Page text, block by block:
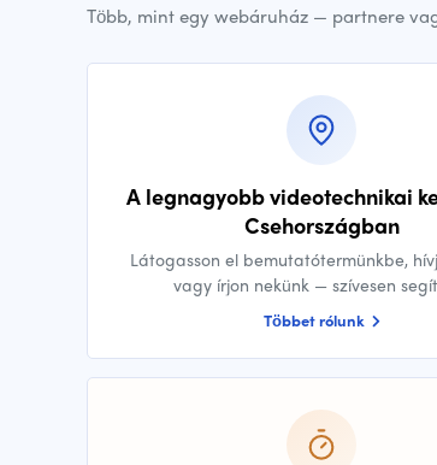
Több, mint egy webáruház — partnere
A legnagyobb videotechnikai
Csehországban
Látogasson el bemutatótermünkbe,
vagy írjon nekünk — szívesen
Többet rólunk